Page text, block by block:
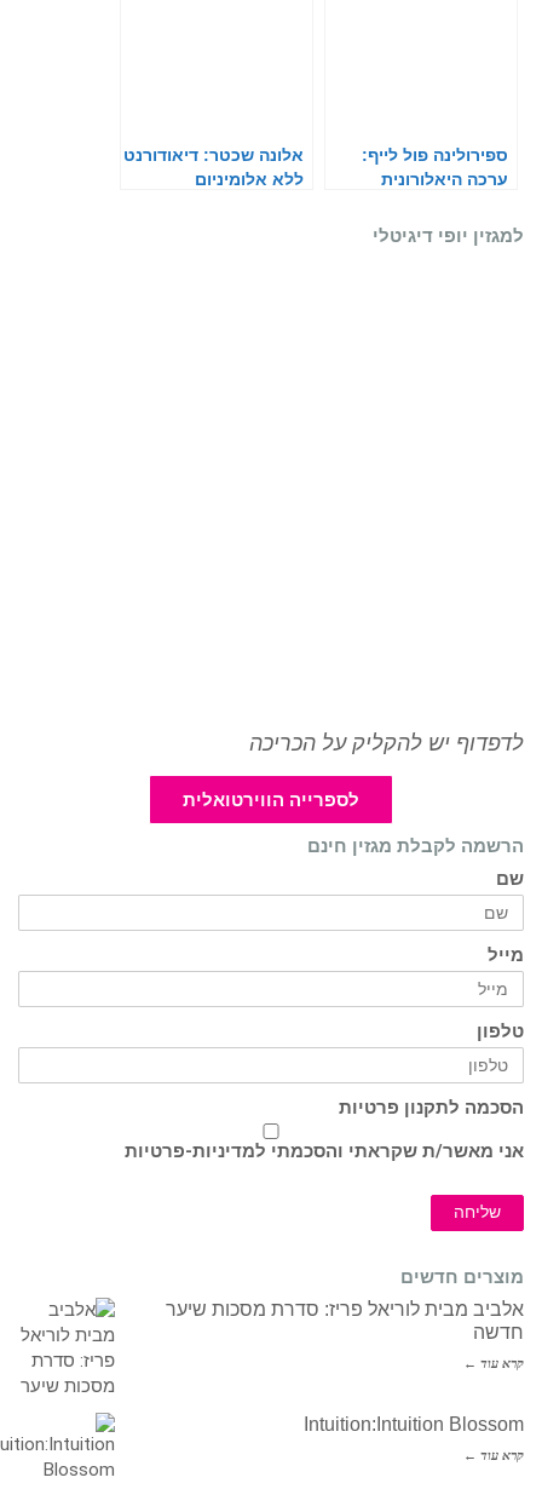
ספירולינה פול לייף:
ערכה היאלורונית
אלונה שכטר: דיאודורנט
ללא אלומיניום
למגזין יופי דיגיטלי
לדפדוף יש להקליק על הכריכה
לספרייה הווירטואלית
הרשמה לקבלת מגזין חינם
שם
מייל
טלפון
הסכמה לתקנון פרטיות
אני מאשר/ת שקראתי והסכמתי למדיניות-פרטיות
שליחה
מוצרים חדשים
אלביב מבית לוריאל פריז: סדרת מסכות שיער
חדשה
קרא עוד ←
Intuition:Intuition Blossom
קרא עוד ←